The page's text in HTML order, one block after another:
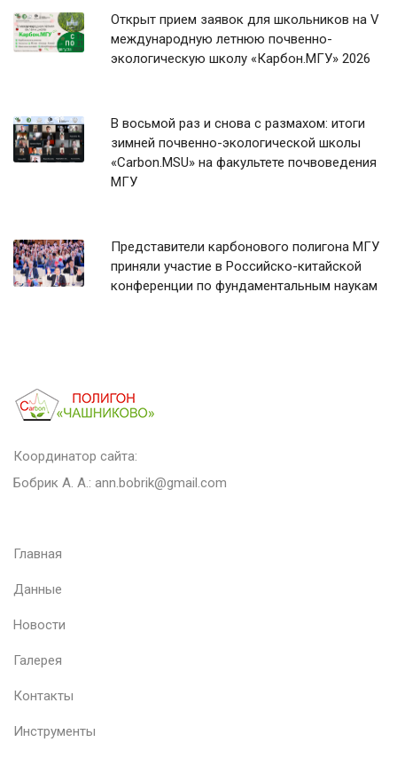
Открыт прием заявок для школьников на V
международную летнюю почвенно-
экологическую школу «Карбон.МГУ» 2026
В восьмой раз и снова с размахом: итоги
зимней почвенно-экологической школы
«Carbon.MSU» на факультете почвоведения
МГУ
Представители карбонового полигона МГУ
приняли участие в Российско-китайской
конференции по фундаментальным наукам
Координатор сайта:
Бобрик А. А.: ann.bobrik@gmail.com
Главная
Данные
Новости
Галерея
Контакты
Инструменты